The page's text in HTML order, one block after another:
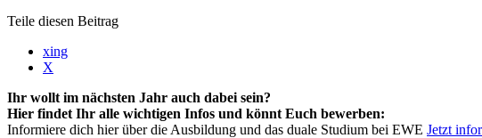
Teile diesen Beitrag
xing
X
Ihr wollt im nächsten Jahr auch dabei sein?
Hier findet Ihr alle wichtigen Infos und könnt Euch bewerben:
Informiere dich hier über die Ausbildung und das duale Studium bei EWE Jetzt